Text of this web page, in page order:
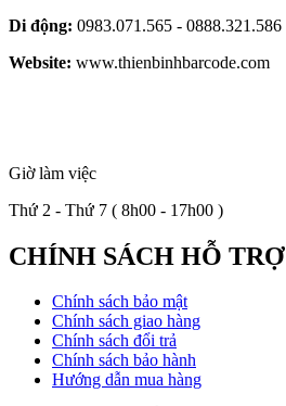
Di động: 0983.071.565 - 0888.321.586
Website: www.thienbinhbarcode.com
Giờ làm việc
Thứ 2 - Thứ 7 ( 8h00 - 17h00 )
CHÍNH SÁCH HỖ TRỢ
Chính sách bảo mật
Chính sách giao hàng
Chính sách đổi trả
Chính sách bảo hành
Hướng dẫn mua hàng